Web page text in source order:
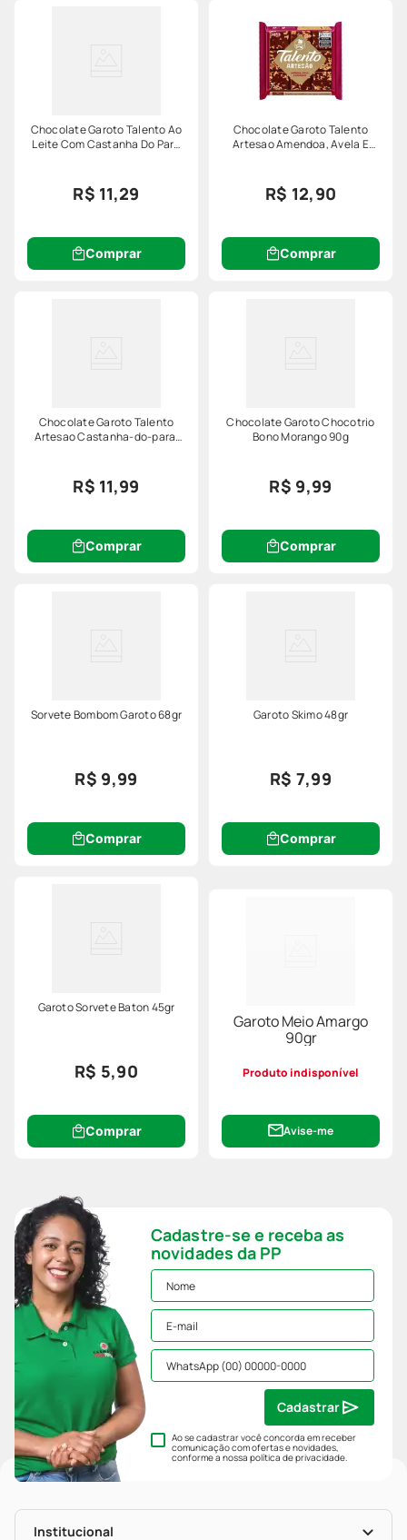
Chocolate Garoto Talento Ao
Leite Com Castanha Do Pará
R$ 11,29
Comprar
Chocolate Garoto Talento
Artesao Amendoa, Avela E
R$ 12,90
Comprar
Chocolate Garoto Talento
Artesao Castanha-do-para,
R$ 11,99
Comprar
Chocolate Garoto Chocotrio
Bono Morango 90g
R$ 9,99
Comprar
Sorvete Bombom Garoto 68gr
R$ 9,99
Comprar
Garoto Skimo 48gr
R$ 7,99
Comprar
Garoto Sorvete Baton 45gr
R$ 5,90
Comprar
Garoto Meio Amargo
90gr
Produto indisponível
Avise-me
Cadastre-se e receba as
novidades da PP
Ao se cadastrar você concorda em receber
comunicação com ofertas e novidades,
conforme a nossapolítica de privacidade.
Cadastrar
Institucional